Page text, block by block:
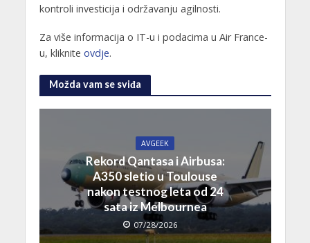
kontroli investicija i održavanju agilnosti.
Za više informacija o IT-u i podacima u Air France-
u, kliknite ovdje.
Možda vam se sviđa
AVGEEK
Rekord Qantasa i Airbusa:
A350 sletio u Toulouse
nakon testnog leta od 24
sata iz Melbournea
07/28/2026